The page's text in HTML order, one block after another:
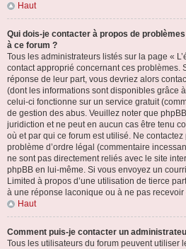
Haut
Qui dois-je contacter à propos de problèmes
à ce forum ?
Tous les administrateurs listés sur la page «
contact approprié concernant ces problèmes.
réponse de leur part, vous devriez alors
(dont les informations sont disponibles grâce à
celui-ci fonctionne sur un service gratuit
de gestion des abus. Veuillez noter que
juridiction et ne peut en aucun cas être tenu
où et par qui ce forum est utilisé. Ne
problème d’ordre légal (commentaire
ne sont pas directement reliés avec le site
phpBB en lui-même. Si vous envoyez un
Limited à propos d’une utilisation de tierce
à une réponse laconique ou à ne pas
Haut
Comment puis-je contacter un
Tous les utilisateurs du forum peuvent utiliser